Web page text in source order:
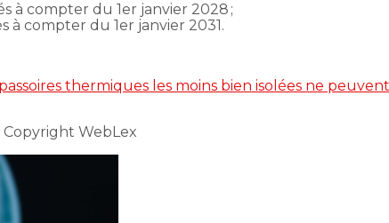
à compter du 1er janvier 2028 ;
compter du 1er janvier 2031.
thermiques les moins bien isolées ne
Copyright WebLex